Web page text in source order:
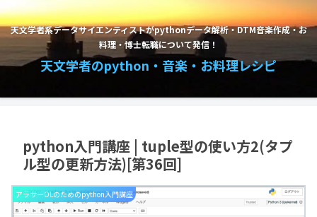
天文学者系データサイエンティストがpythonデータ解析・DTM音楽作成・お
料理・博士転職について発信！
天文学者のpython・音楽・お料理レシピ
python入門講座 | tuple型の使い方2(タプ
ル型の更新方法)[第36回]
アラサーOLのためのpython入門講座